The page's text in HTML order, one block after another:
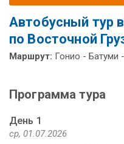
Автобусный тур
по Восточной
Маршрут: Гонио - Батуми
Программа тура
День 1
ср, 01.07.2026